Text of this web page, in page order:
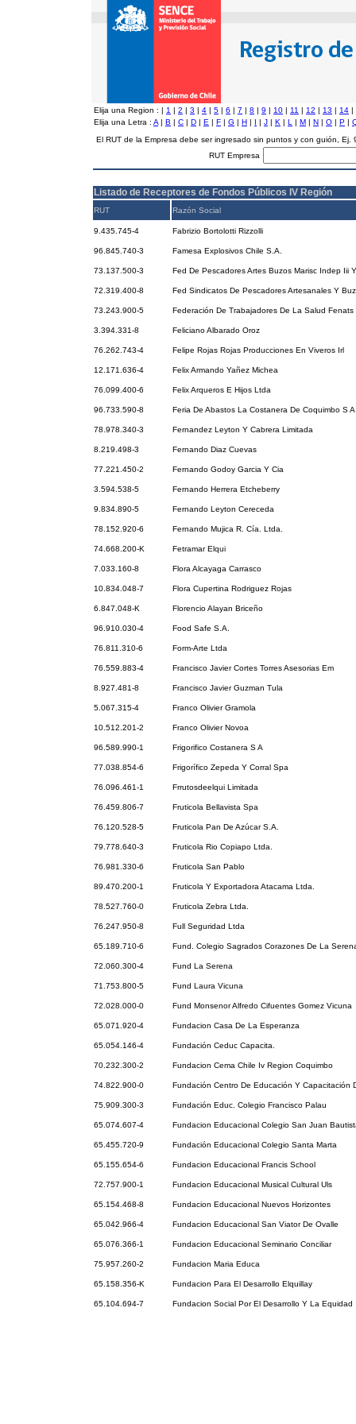
Elija una Region : | 1 | 2 | 3 | 4 | 5 | 6 | 7 | 8 | 9 | 10 | 11 | 12 | 13 | 14 |
Elija una Letra : A | B | C | D | E | F | G | H | I | J | K | L | M | N | O | P |
El RUT de la Empresa debe ser ingresado sin puntos y con guión, Ej.
RUT Empresa
Listado de Receptores de Fondos Públicos IV Región
RUT Razón Social
9.435.745-4 Fabrizio Bortolotti Rizzolli
96.845.740-3 Famesa Explosivos Chile S.A.
73.137.500-3 Fed De Pescadores Artes Buzos Marisc Indep Iii
72.319.400-8 Fed Sindicatos De Pescadores Artesanales Y
73.243.900-5 Federación De Trabajadores De La Salud Fenats
3.394.331-8 Feliciano Albarado Oroz
76.262.743-4 Felipe Rojas Rojas Producciones En Viveros Irl
12.171.636-4 Felix Armando Yañez Michea
76.099.400-6 Felix Arqueros E Hijos Ltda
96.733.590-8 Feria De Abastos La Costanera De Coquimbo S A
78.978.340-3 Fernandez Leyton Y Cabrera Limitada
8.219.498-3 Fernando Diaz Cuevas
77.221.450-2 Fernando Godoy Garcia Y Cia
3.594.538-5 Fernando Herrera Etcheberry
9.834.890-5 Fernando Leyton Cereceda
78.152.920-6 Fernando Mujica R. Cía. Ltda.
74.668.200-K Fetramar Elqui
7.033.160-8 Flora Alcayaga Carrasco
10.834.048-7 Flora Cupertina Rodriguez Rojas
6.847.048-K Florencio Alayan Briceño
96.910.030-4 Food Safe S.A.
76.811.310-6 Form-Arte Ltda
76.559.883-4 Francisco Javier Cortes Torres Asesorias Em
8.927.481-8 Francisco Javier Guzman Tula
5.067.315-4 Franco Olivier Gramola
10.512.201-2 Franco Olivier Novoa
96.589.990-1 Frigorifico Costanera S A
77.038.854-6 Frigorífico Zepeda Y Corral Spa
76.096.461-1 Frrutosdeelqui Limitada
76.459.806-7 Fruticola Bellavista Spa
76.120.528-5 Fruticola Pan De Azúcar S.A.
79.778.640-3 Fruticola Rio Copiapo Ltda.
76.981.330-6 Fruticola San Pablo
89.470.200-1 Fruticola Y Exportadora Atacama Ltda.
78.527.760-0 Fruticola Zebra Ltda.
76.247.950-8 Full Seguridad Ltda
65.189.710-6 Fund. Colegio Sagrados Corazones De La
72.060.300-4 Fund La Serena
71.753.800-5 Fund Laura Vicuna
72.028.000-0 Fund Monsenor Alfredo Cifuentes Gomez Vicuna
65.071.920-4 Fundacion Casa De La Esperanza
65.054.146-4 Fundación Ceduc Capacita.
70.232.300-2 Fundacion Cema Chile Iv Region Coquimbo
74.822.900-0 Fundación Centro De Educación Y Capacitación
75.909.300-3 Fundación Educ. Colegio Francisco Palau
65.074.607-4 Fundacion Educacional Colegio San Juan
65.455.720-9 Fundación Educacional Colegio Santa Marta
65.155.654-6 Fundacion Educacional Francis School
72.757.900-1 Fundacion Educacional Musical Cultural Uls
65.154.468-8 Fundacion Educacional Nuevos Horizontes
65.042.966-4 Fundacion Educacional San Viator De Ovalle
65.076.366-1 Fundacion Educacional Seminario Conciliar
75.957.260-2 Fundacion Maria Educa
65.158.356-K Fundacion Para El Desarrollo Elquillay
65.104.694-7 Fundacion Social Por El Desarrollo Y La Equidad